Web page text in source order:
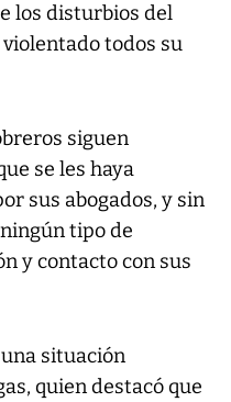
los disturbios del
todos su
siguen
se les haya
sus abogados, y sin
tipo de
y contacto con sus
situación
quien destacó que